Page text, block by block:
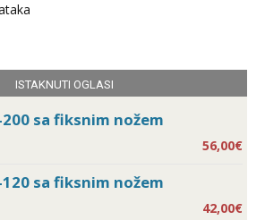
ISTAKNUTI OGLASI
sa fiksnim nožem
56,00€
sa fiksnim nožem
42,00€